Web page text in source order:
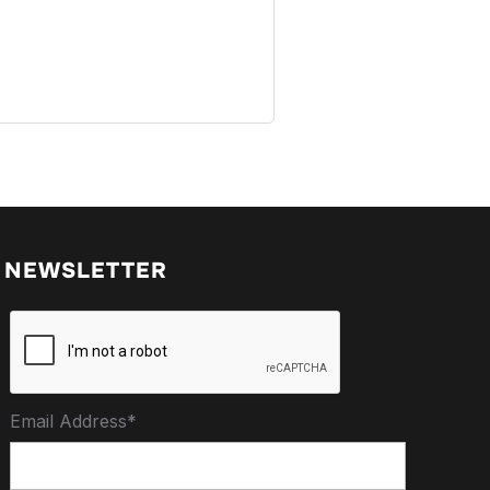
NEWSLETTER
Email Address*